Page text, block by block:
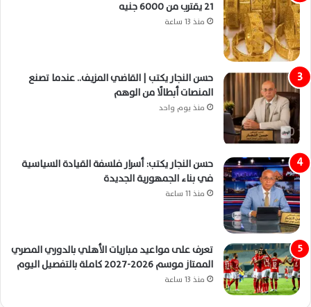
21 يقترب من 6000 جنيه
منذ 13 ساعة
حسن النجار يكتب | القاضي المزيف.. عندما تصنع
المنصات أبطالًا من الوهم
منذ يوم واحد
حسن النجار يكتب: أسرار فلسفة القيادة السياسية
في بناء الجمهورية الجديدة
منذ 11 ساعة
تعرف على مواعيد مباريات الأهلي بالدوري المصري
الممتاز موسم 2026-2027 كاملة بالتفصيل اليوم
منذ 13 ساعة